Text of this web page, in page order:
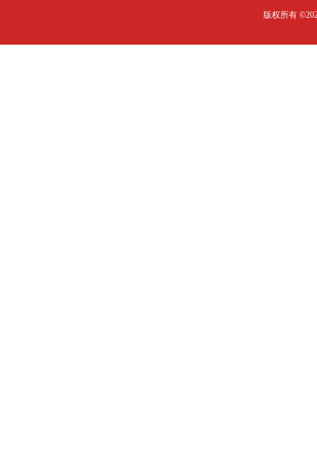
版权所有